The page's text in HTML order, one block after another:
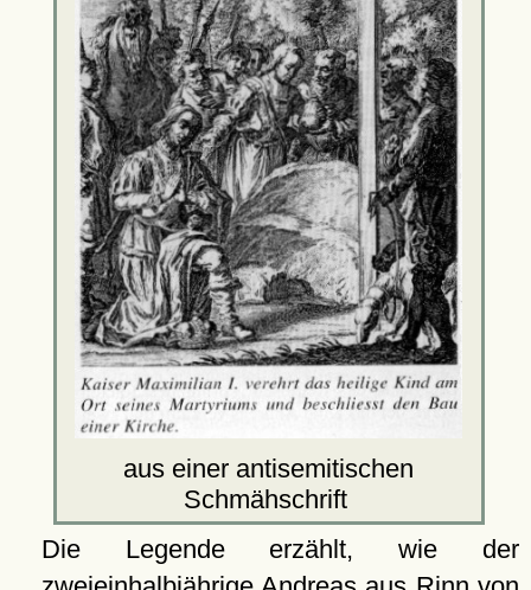
aus einer antisemitischen
Schmähschrift
Die Legende erzählt, wie der